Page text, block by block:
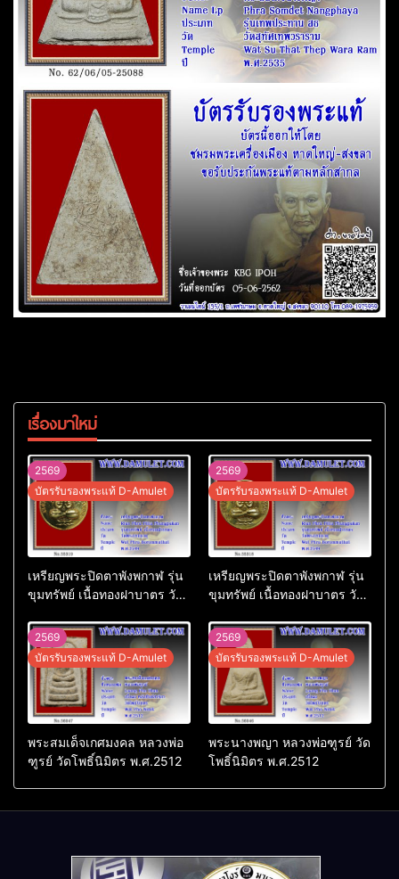
เรื่องมาใหม่
2569
บัตรรับรองพระแท้ D-Amulet
เหรียญพระปิดตาพังพกาฬ รุ่น
ขุมทรัพย์ เนื้อทองฝาบาตร วัด
2569
บัตรรับรองพระแท้ D-Amulet
เหรียญพระปิดตาพังพกาฬ รุ่น
ขุมทรัพย์ เนื้อทองฝาบาตร วัด
2569
บัตรรับรองพระแท้ D-Amulet
พระสมเด็จเกศมงคล หลวงพ่อ
ฑูรย์ วัดโพธิ์นิมิตร พ.ศ.2512
2569
บัตรรับรองพระแท้ D-Amulet
พระนางพญา หลวงพ่อฑูรย์ วัด
โพธิ์นิมิตร พ.ศ.2512